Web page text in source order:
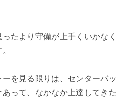
たより守備が上手くいかなく
を見る限りは、センターバッ
って、なかなか上達してきた